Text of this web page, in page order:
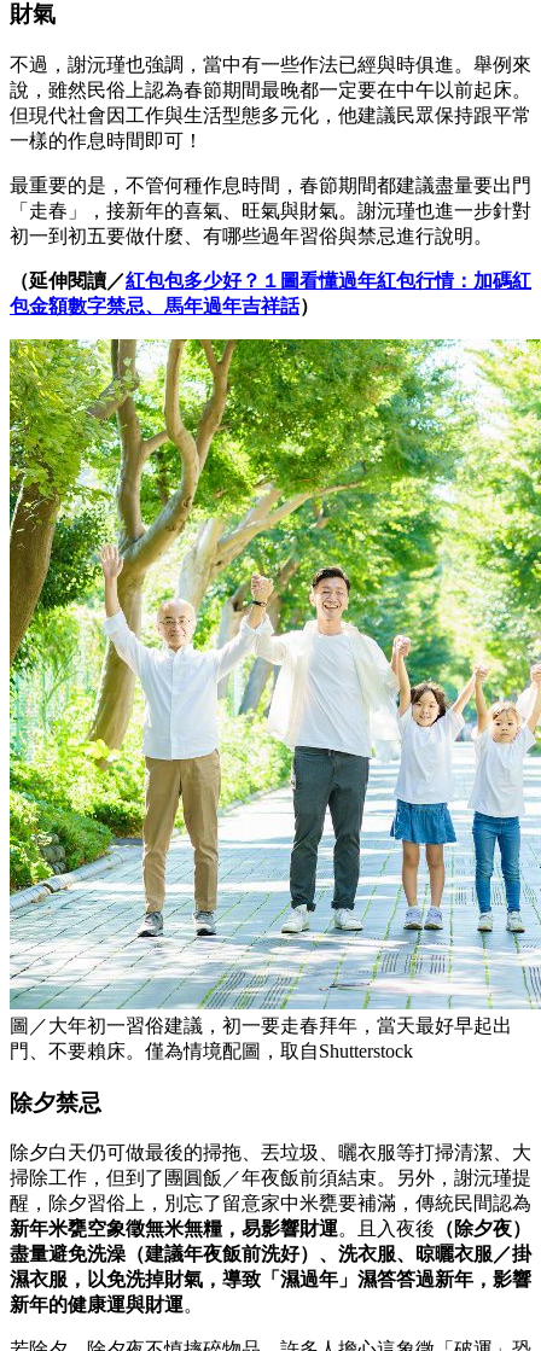
財氣
不過，謝沅瑾也強調，當中有一些作法已經與時俱進。舉例來
說，雖然民俗上認為春節期間最晚都一定要在中午以前起床。
但現代社會因工作與生活型態多元化，他建議民眾保持跟平常
一樣的作息時間即可！
最重要的是，不管何種作息時間，春節期間都建議盡量要出門
「走春」，接新年的喜氣、旺氣與財氣。謝沅瑾也進一步針對
初一到初五要做什麼、有哪些過年習俗與禁忌進行說明。
（延伸閱讀／紅包包多少好？１圖看懂過年紅包行情：加碼紅
包金額數字禁忌、馬年過年吉祥話）
圖／大年初一習俗建議，初一要走春拜年，當天最好早起出
門、不要賴床。僅為情境配圖，取自Shutterstock
除夕禁忌
除夕白天仍可做最後的掃拖、丟垃圾、曬衣服等打掃清潔、大
掃除工作，但到了團圓飯／年夜飯前須結束。另外，謝沅瑾提
醒，除夕習俗上，別忘了留意家中米甕要補滿，傳統民間認為
新年米甕空象徵無米無糧，易影響財運。且入夜後 （除夕夜）
盡量避免洗澡（建議年夜飯前洗好）、洗衣服、晾曬衣服／掛
濕衣服，以免洗掉財氣，導致「濕過年」濕答答過新年，影響
新年的健康運與財運。